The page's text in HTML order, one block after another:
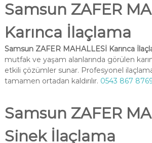
Samsun ZAFER
Karınca İlaçlama
Samsun ZAFER MAHALLESİ Karınca
mutfak ve yaşam alanlarında görülen
etkili çözümler sunar. Profesyonel
tamamen ortadan kaldırılır. 0543 867
Samsun ZAFER
Sinek İlaçlama